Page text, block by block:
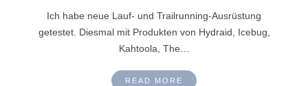
Ich habe neue Lauf- und Trailrunning-Ausrüstung
getestet. Diesmal mit Produkten von Hydraid, Icebug,
Kahtoola, The…
READ MORE